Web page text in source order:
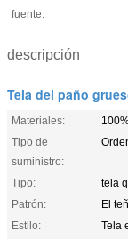
fuente:
descripción
Tela del paño
Materiales:
Tipo de
suministro:
Tipo:
tela
Patrón:
El
Estilo:
Tela